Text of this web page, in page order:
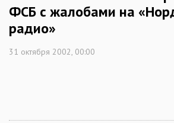
ФСБ с жалобами на
радио»
31 октября 2002, 00:00